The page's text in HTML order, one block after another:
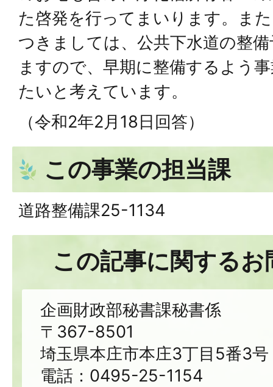
た啓発を行ってまいります。ま
つきましては、公共下水道の整
ますので、早期に整備するよう
たいと考えています。
（令和2年2月18日回答）
この事業の担当課
道路整備課25-1134
この記事に関する
企画財政部秘書課秘書係
〒367-8501
埼玉県本庄市本庄3丁目5番3号
電話：0495-25-1154